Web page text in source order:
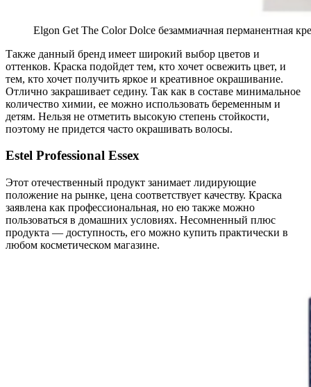
Elgon Get The Color Dolce безаммиачная перманентная
Также данный бренд имеет широкий выбор цветов и
оттенков. Краска подойдет тем, кто хочет освежить цвет, и
тем, кто хочет получить яркое и креативное окрашивание.
Отлично закрашивает седину. Так как в составе минимальное
количество химии, ее можно использовать беременным и
детям. Нельзя не отметить высокую степень стойкости,
поэтому не придется часто окрашивать волосы.
Estel Professional Essex
Этот отечественный продукт занимает лидирующие
положение на рынке, цена соответствует качеству. Краска
заявлена как профессиональная, но ею также можно
пользоваться в домашних условиях. Несомненный плюс
продукта — доступность, его можно купить практически в
любом косметическом магазине.